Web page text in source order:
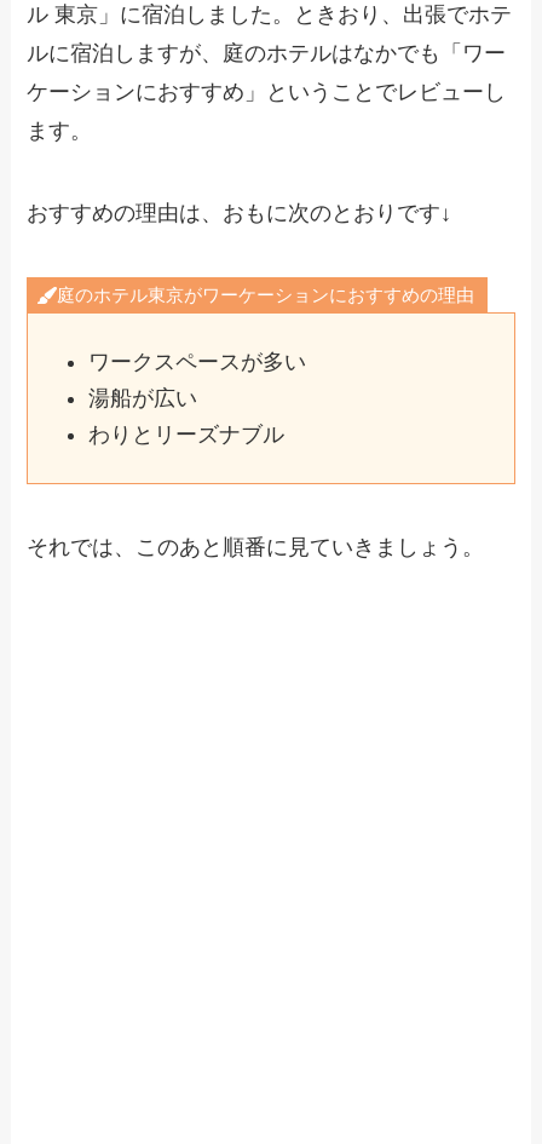
ル 東京」に宿泊しました。ときおり、出張でホテ
ルに宿泊しますが、庭のホテルはなかでも「ワー
ケーションにおすすめ」ということでレビューし
ます。
おすすめの理由は、おもに次のとおりです↓
庭のホテル東京がワーケーションにおすすめの理由
ワークスペースが多い
湯船が広い
わりとリーズナブル
それでは、このあと順番に見ていきましょう。